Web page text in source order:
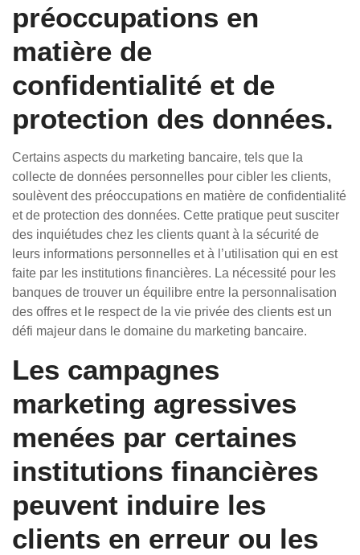
préoccupations en
matière de
confidentialité et de
protection des données.
Certains aspects du marketing bancaire, tels que la
collecte de données personnelles pour cibler les clients,
soulèvent des préoccupations en matière de confidentialité
et de protection des données. Cette pratique peut susciter
des inquiétudes chez les clients quant à la sécurité de
leurs informations personnelles et à l’utilisation qui en est
faite par les institutions financières. La nécessité pour les
banques de trouver un équilibre entre la personnalisation
des offres et le respect de la vie privée des clients est un
défi majeur dans le domaine du marketing bancaire.
Les campagnes
marketing agressives
menées par certaines
institutions financières
peuvent induire les
clients en erreur ou les